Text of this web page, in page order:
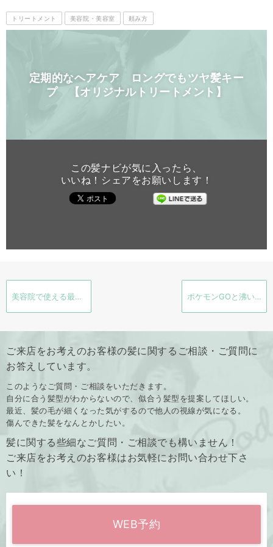
トリートメント 美容院・美容室 頼み方
定期的なヘアケア ロングでもツヤ髪キー
プ 【オリジナルトリートメント】
この髪ナビが気に入ったら、
いいね！シェアをお願いします！
美容院で使える最高のヘッドスパテクニック 共立総合整骨院本厚木院×理美容業 ポケモンGOと沸いた【ヘアリセッター】
ご来店をお考えのお客様の髪に関するご相談・ご質問に
お答えしています。
このようなご質問・ご相談をいただきます。
自分に合う髪型がわからないので、似合う髪型を提案してほしい。
最近、髪の毛が細くなった気がするので他人の視線が気になる。
傷んできた髪をなんとかしたい。
髪に関する些細なご質問・ご相談でも構いません！
ご来店をお考えのお客様はお気軽にお問い合わせ下さ
い！
WEB予約